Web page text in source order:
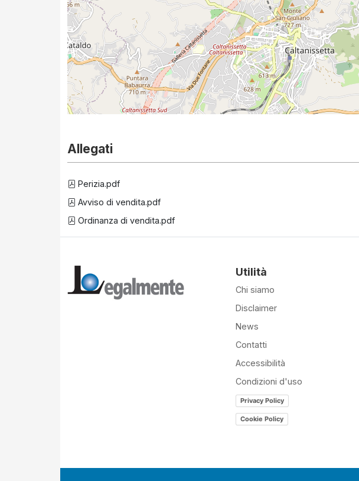
Allegati
Perizia.pdf
Avviso di vendita.pdf
Ordinanza di vendita.pdf
Utilità
Chi siamo
Disclaimer
News
Contatti
Accessibilità
Condizioni d'uso
Privacy Policy
Cookie Policy